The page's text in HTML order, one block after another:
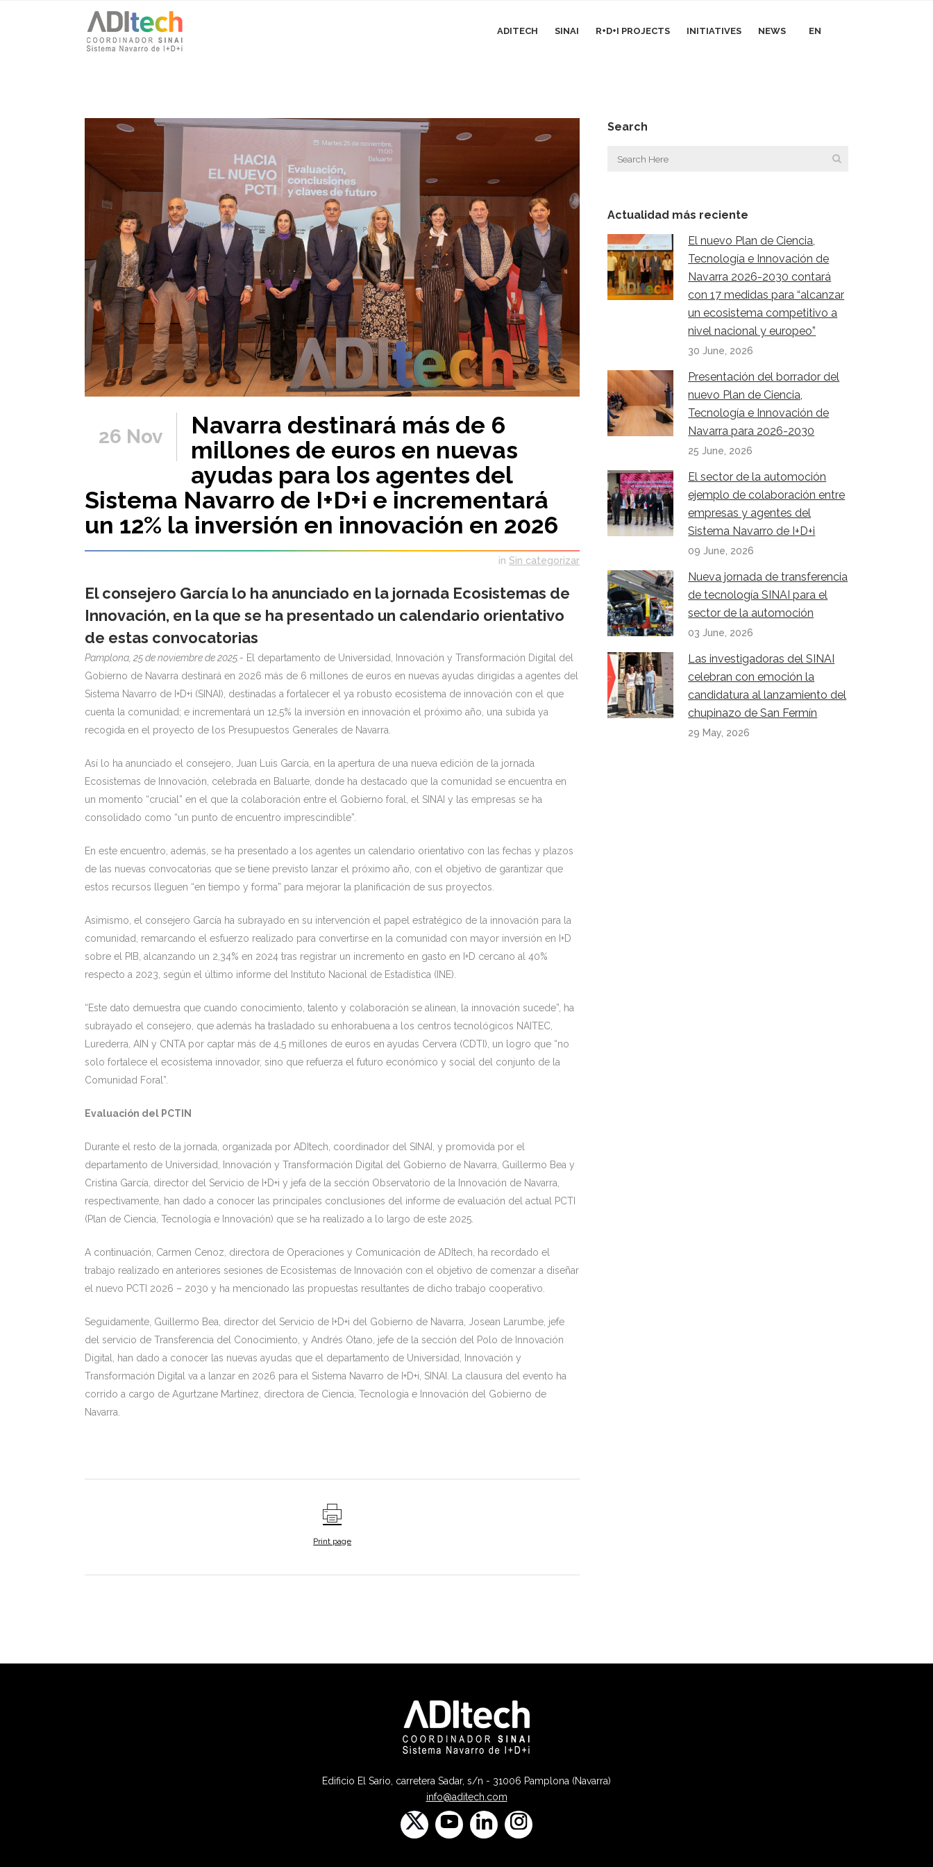
ADITECH SINAI R+D+I PROJECTS INITIATIVES NEWS EN
26 Nov
Navarra destinará más de 6
millones de euros en nuevas
ayudas para los agentes del
Sistema Navarro de I+D+i e incrementará
un 12% la inversión en innovación en 2026
inSin categorizar
El consejero García lo ha anunciado en la jornada Ecosistemas de
Innovación, en la que se ha presentado un calendario orientativo
de estas convocatorias
Pamplona, 25 de noviembre de 2025.- El departamento de Universidad, Innovación y Transformación Digital del
Gobierno de Navarra destinará en 2026 más de 6 millones de euros en nuevas ayudas dirigidas a agentes del
Sistema Navarro de I+D+i (SINAI), destinadas a fortalecer el ya robusto ecosistema de innovación con el que
cuenta la comunidad; e incrementará un 12,5% la inversión en innovación el próximo año, una subida ya
recogida en el proyecto de los Presupuestos Generales de Navarra.
Así lo ha anunciado el consejero, Juan Luis García, en la apertura de una nueva edición de la jornada
Ecosistemas de Innovación, celebrada en Baluarte, donde ha destacado que la comunidad se encuentra en
un momento “crucial” en el que la colaboración entre el Gobierno foral, el SINAI y las empresas se ha
consolidado como “un punto de encuentro imprescindible”.
En este encuentro, además, se ha presentado a los agentes un calendario orientativo con las fechas y plazos
de las nuevas convocatorias que se tiene previsto lanzar el próximo año, con el objetivo de garantizar que
estos recursos lleguen “en tiempo y forma” para mejorar la planificación de sus proyectos.
Asimismo, el consejero García ha subrayado en su intervención el papel estratégico de la innovación para la
comunidad, remarcando el esfuerzo realizado para convertirse en la comunidad con mayor inversión en I+D
sobre el PIB, alcanzando un 2,34% en 2024 tras registrar un incremento en gasto en I+D cercano al 40%
respecto a 2023, según el último informe del Instituto Nacional de Estadística (INE).
“Este dato demuestra que cuando conocimiento, talento y colaboración se alinean, la innovación sucede”, ha
subrayado el consejero, que además ha trasladado su enhorabuena a los centros tecnológicos NAITEC,
Lurederra, AIN y CNTA por captar más de 4,5 millones de euros en ayudas Cervera (CDTI), un logro que “no
solo fortalece el ecosistema innovador, sino que refuerza el futuro económico y social del conjunto de la
Comunidad Foral”.
Evaluación del PCTIN
Durante el resto de la jornada, organizada por ADItech, coordinador del SINAI, y promovida por el
departamento de Universidad, Innovación y Transformación Digital del Gobierno de Navarra, Guillermo Bea y
Cristina García, director del Servicio de I+D+i y jefa de la sección Observatorio de la Innovación de Navarra,
respectivamente, han dado a conocer las principales conclusiones del informe de evaluación del actual PCTI
(Plan de Ciencia, Tecnología e Innovación) que se ha realizado a lo largo de este 2025.
A continuación, Carmen Cenoz, directora de Operaciones y Comunicación de ADItech, ha recordado el
trabajo realizado en anteriores sesiones de Ecosistemas de Innovación con el objetivo de comenzar a diseñar
el nuevo PCTI 2026 – 2030 y ha mencionado las propuestas resultantes de dicho trabajo cooperativo.
Seguidamente, Guillermo Bea, director del Servicio de I+D+i del Gobierno de Navarra, Josean Larumbe, jefe
del servicio de Transferencia del Conocimiento, y Andrés Otano, jefe de la sección del Polo de Innovación
Digital, han dado a conocer las nuevas ayudas que el departamento de Universidad, Innovación y
Transformación Digital va a lanzar en 2026 para el Sistema Navarro de I+D+i, SINAI. La clausura del evento ha
corrido a cargo de Agurtzane Martínez, directora de Ciencia, Tecnología e Innovación del Gobierno de
Navarra.
Print page
Search
Actualidad más reciente
El nuevo Plan de Ciencia,
Tecnología e Innovación de
Navarra 2026-2030 contará
con 17 medidas para “alcanzar
un ecosistema competitivo a
nivel nacional y europeo”
30 June, 2026
Presentación del borrador del
nuevo Plan de Ciencia,
Tecnología e Innovación de
Navarra para 2026-2030
25 June, 2026
El sector de la automoción
ejemplo de colaboración entre
empresas y agentes del
Sistema Navarro de I+D+i
09 June, 2026
Nueva jornada de transferencia
de tecnología SINAI para el
sector de la automoción
03 June, 2026
Las investigadoras del SINAI
celebran con emoción la
candidatura al lanzamiento del
chupinazo de San Fermín
29 May, 2026
Edificio El Sario, carretera Sadar, s/n - 31006 Pamplona (Navarra)
info@aditech.com